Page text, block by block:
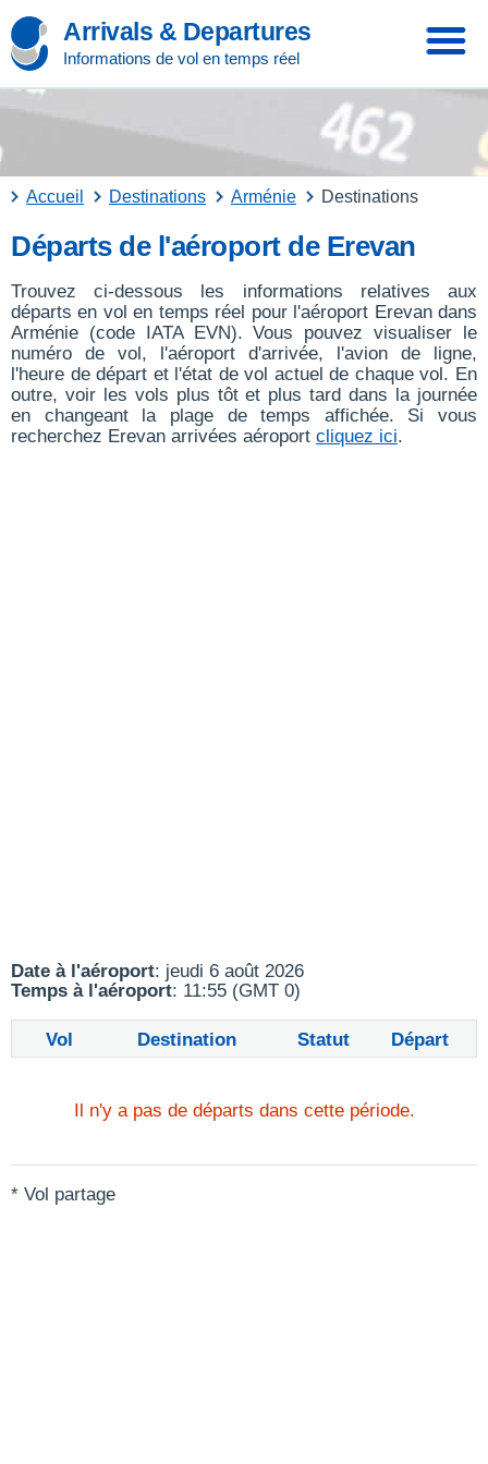
Arrivals & Departures
Informations de vol en temps réel
Accueil Destinations Arménie Destinations
Départs de l'aéroport de Erevan
Trouvez ci-dessous les informations relatives aux
départs en vol en temps réel pour l'aéroport Erevan dans
Arménie (code IATA EVN). Vous pouvez visualiser le
numéro de vol, l'aéroport d'arrivée, l'avion de ligne,
l'heure de départ et l'état de vol actuel de chaque vol. En
outre, voir les vols plus tôt et plus tard dans la journée
en changeant la plage de temps affichée. Si vous
recherchez Erevan arrivées aéroport cliquez ici.
Date à l'aéroport: jeudi 6 août 2026
Temps à l'aéroport: 11:55 (GMT 0)
Vol Destination Statut Départ
Il n'y a pas de départs dans cette période.
* Vol partage